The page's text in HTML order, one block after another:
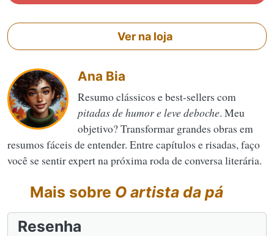
Ver na loja
Ana Bia
Resumo clássicos e best-sellers com
pitadas de humor e leve deboche. Meu
objetivo? Transformar grandes obras em
resumos fáceis de entender. Entre capítulos e risadas, faço
você se sentir expert na próxima roda de conversa literária.
Mais sobre O artista da pá
Resenha